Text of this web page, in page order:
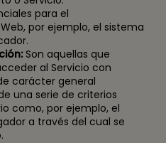
para el
por ejemplo, el sistema
Son aquellas que
al Servicio con
carácter general
una serie de criterios
como, por ejemplo, el
a través del cual se